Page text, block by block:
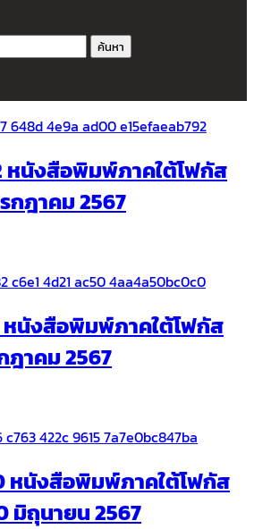
หนังสือพิมพ์ภาคใต้โฟกัส
กฎาคม 2567
หนังสือพิมพ์ภาคใต้โฟกัส
ฎาคม 2567
หนังสือพิมพ์ภาคใต้โฟกัส
มิถุนายน 2567